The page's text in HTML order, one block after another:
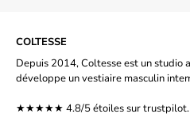
COLTESSE
Depuis 2014, Coltesse est un studio
développe un vestiaire masculin
★★★★★ 4.8/5 étoiles surtrustpilot.